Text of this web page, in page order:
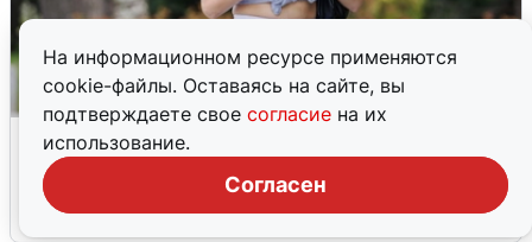
На информационном ресурсе применяются
cookie-файлы. Оставаясь на сайте, вы
подтверждаете свое согласие на их
использование.
Согласен
Волгоградцы остались без
мобильного интернета
6 августа 0